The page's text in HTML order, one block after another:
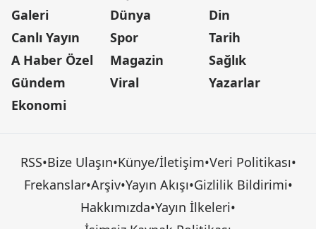
Galeri
Canlı Yayın
A Haber Özel
Gündem
Ekonomi
Dünya
Spor
Magazin
Viral
Din
Tarih
Sağlık
Yazarlar
RSS•Bize Ulaşın•Künye/İletişim•Veri Politikası•
Frekanslar•Arşiv•Yayın Akışı•Gizlilik Bildirimi•
Hakkımızda•Yayın İlkeleri•